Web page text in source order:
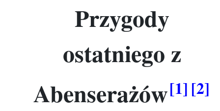
Przygody
ostatniego z
Abenserażów